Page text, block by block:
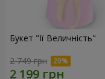
Букет "Її Величність"
2 749 грн